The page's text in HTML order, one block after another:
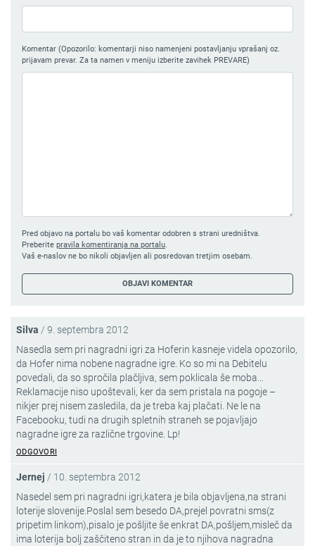
Komentar (Opozorilo: komentarji niso namenjeni postavljanju vprašanj oz.
prijavam prevar. Za ta namen v meniju izberite zavihek PREVARE)
Pred objavo na portalu bo vaš komentar odobren s strani uredništva.
Preberite pravila komentiranja na portalu.
Vaš e-naslov ne bo nikoli objavljen ali posredovan tretjim osebam.
Silva / 9. septembra 2012
Nasedla sem pri nagradni igri za Hoferin kasneje videla opozorilo,
da Hofer nima nobene nagradne igre. Ko so mi na Debitelu
povedali, da so spročila plačljiva, sem poklicala še moba…
Reklamacije niso upoštevali, ker da sem pristala na pogoje –
nikjer prej nisem zasledila, da je treba kaj plačati. Ne le na
Facebooku, tudi na drugih spletnih straneh se pojavljajo
nagradne igre za različne trgovine. Lp!
ODGOVORI
Jernej / 10. septembra 2012
Nasedel sem pri nagradni igri,katera je bila objavljena,na strani
loterije slovenije.Poslal sem besedo DA,prejel povratni sms(z
pripetim linkom),pisalo je pošljite še enkrat DA,pošljem,misleč da
ima loterija bolj zaščiteno stran in da je to njihova nagradna